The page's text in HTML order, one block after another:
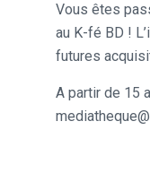
Vous êtes
au K-fé BD !
futures
A partir de 15